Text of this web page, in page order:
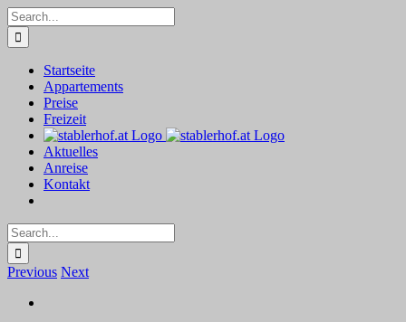
Skip
to
content
Search
for:
Startseite
Appartements
Preise
Freizeit
Aktuelles
Anreise
Kontakt
Search
for:
Previous Next